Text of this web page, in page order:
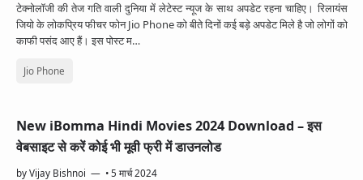
टेक्नोलॉजी की तेज गति वाली दुनिया में लेटेस्ट न्यूज के साथ अपडेट रहना चाहिए। रिलायंस
जियो के लोकप्रिय फीचर फोन Jio Phone को बीते दिनों कई बड़े अपडेट मिले है जो लोगों को
काफी पसंद आए हैं। इस पोस्ट म…
Jio Phone
New iBomma Hindi Movies 2024 Download – इस
वेबसाइट से करें कोई भी मूवी फ्री में डाउनलोड
byVijay Bishnoi •5 मार्च 2024